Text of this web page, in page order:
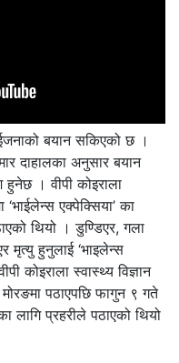
बयान सकिएको छ ।
दाहालका अनुसार बयान
। वीपी कोइराला
‘भाईलेन्स एक्पेक्सिया’ का
थियो । डुण्डिएर, गला
मृत्यु हुनुलाई ‘भाइलेन्स
कोइराला स्वास्थ्य विज्ञान
मोरङमा पठाएपछि फागुन ९ गते
लागि प्रहरीले पठाएको थियो